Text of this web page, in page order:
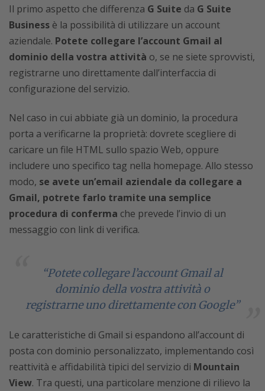
Il primo aspetto che differenza G Suite da G Suite
Business è la possibilità di utilizzare un account
aziendale. Potete collegare l’account Gmail al
dominio della vostra attività o, se ne siete sprovvisti,
registrarne uno direttamente dall’interfaccia di
configurazione del servizio.
Nel caso in cui abbiate già un dominio, la procedura
porta a verificarne la proprietà: dovrete scegliere di
caricare un file HTML sullo spazio Web, oppure
includere uno specifico tag nella homepage. Allo stesso
modo, se avete un’email aziendale da collegare a
Gmail, potrete farlo tramite una semplice
procedura di conferma che prevede l’invio di un
messaggio con link di verifica.
“Potete collegare l’account Gmail al
dominio della vostra attività o
registrarne uno direttamente con Google”
Le caratteristiche di Gmail si espandono all’account di
posta con dominio personalizzato, implementando così
reattività e affidabilità tipici del servizio di Mountain
View. Tra questi, una particolare menzione di rilievo la